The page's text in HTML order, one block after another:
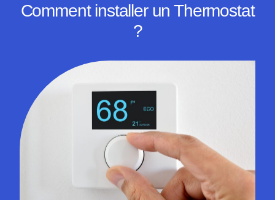
Comment installer un Thermostat
?